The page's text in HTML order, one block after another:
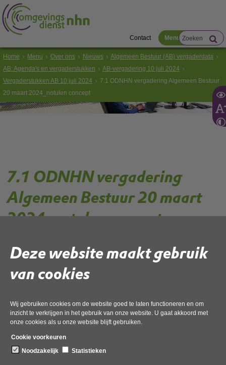
Deze website maakt gebruik
van cookies
Wij gebruiken cookies om de website goed te laten functioneren en om
inzicht te verkrijgen in het gebruik van onze website. U gaat akkoord met
onze cookies als u onze website blijft gebruiken.
Cookie voorkeuren
Noodzakelijk
Statistieken
Contact Menu
Home Menu Over ons Nieuws
Algemeen Bestuur (AB) vergaderdata
AB: Agenda's en vergaderstukken
AB-vergadering 10 juli 2024
Vergaderstukken AB 10 juli 2024
7.1 ODNHN vergadering Algemeen Bestuur
20 maart 2024_notulen concept
7.1 ODNHN vergadering
Algemeen Bestuur 20 maart
2024_notulen concept
Volg de onderstaande link om het document te downloaden.
2024_notulen concept’,
Deel deze pagina